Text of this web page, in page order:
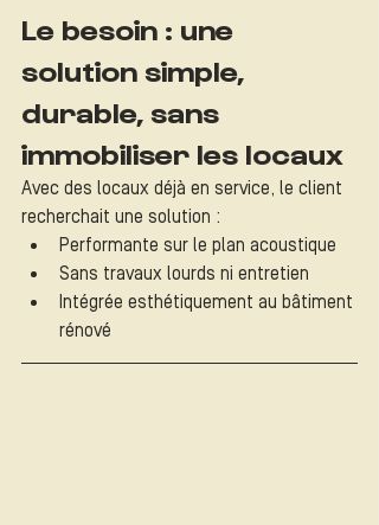
Le besoin : une
solution simple,
durable, sans
immobiliser les locaux
Avec des locaux déjà en service, le client
recherchait une solution :
Performante sur le plan acoustique
Sans travaux lourds ni entretien
Intégrée esthétiquement au bâtiment
rénové